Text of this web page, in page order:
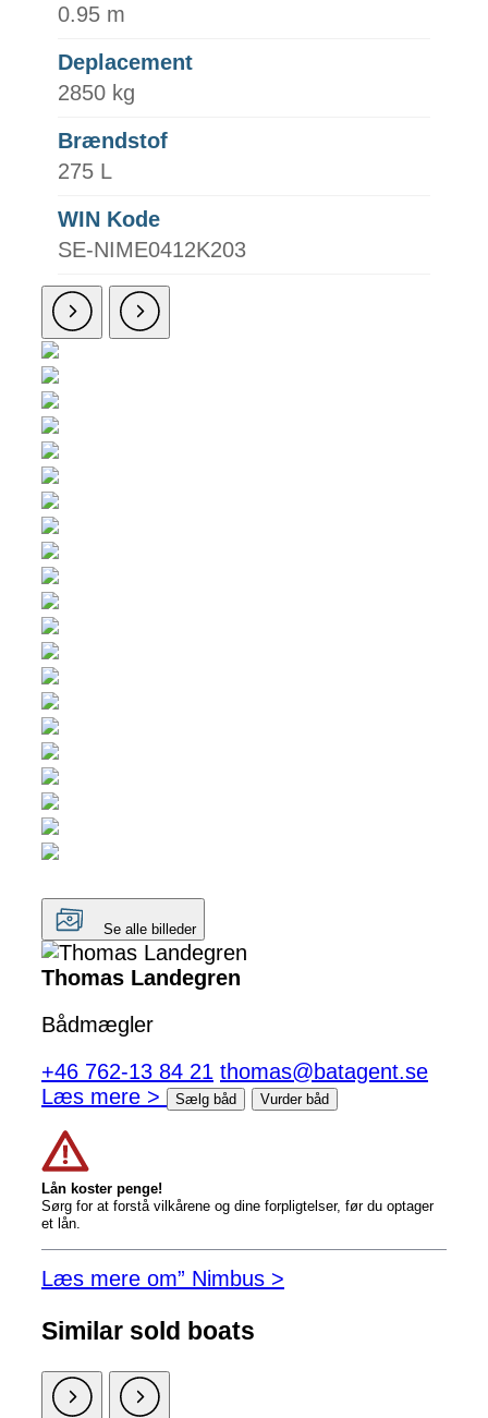
0.95 m
Deplacement
2850 kg
Brændstof
275 L
WIN Kode
SE-NIME0412K203
Se alle billeder
Thomas Landegren
Bådmægler
+46 762-13 84 21 thomas@batagent.se
Læs mere >
Sælg båd Vurder båd
Lån koster penge!
Sørg for at forstå vilkårene og dine forpligtelser, før du optager
et lån.
Læs mere om” Nimbus >
Similar sold boats